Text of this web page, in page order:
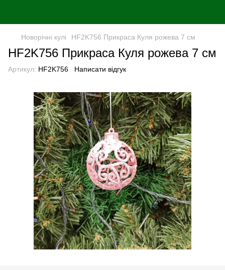
Новорiчнi кулi HF2K756 Прикраса Куля рожева 7 см
HF2K756 Прикраса Куля рожева 7 см
Артикул: HF2K756 Написати відгук